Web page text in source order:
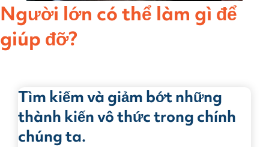
Người lớn có thể làm gì để
giúp đỡ?
Tìm kiếm và giảm bớt những
thành kiến vô thức trong chính
chúng ta.